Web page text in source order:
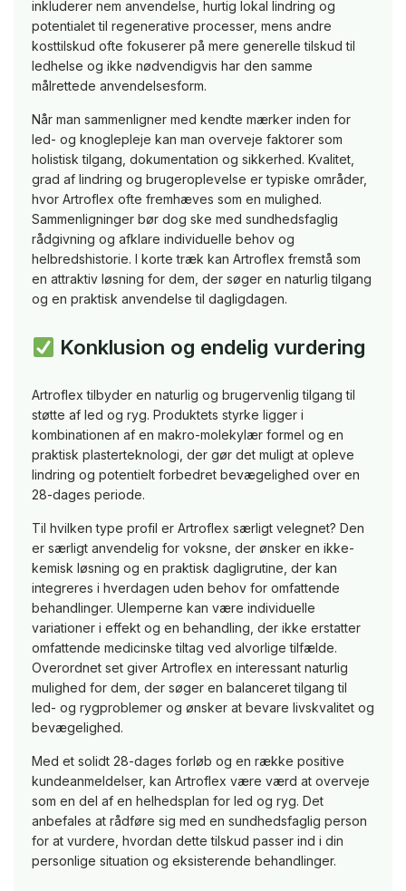
inkluderer nem anvendelse, hurtig lokal lindring og
potentialet til regenerative processer, mens andre
kosttilskud ofte fokuserer på mere generelle tilskud til
ledhelse og ikke nødvendigvis har den samme
målrettede anvendelsesform.
Når man sammenligner med kendte mærker inden for
led- og knoglepleje kan man overveje faktorer som
holistisk tilgang, dokumentation og sikkerhed. Kvalitet,
grad af lindring og brugeroplevelse er typiske områder,
hvor Artroflex ofte fremhæves som en mulighed.
Sammenligninger bør dog ske med sundhedsfaglig
rådgivning og afklare individuelle behov og
helbredshistorie. I korte træk kan Artroflex fremstå som
en attraktiv løsning for dem, der søger en naturlig tilgang
og en praktisk anvendelse til dagligdagen.
Konklusion og endelig vurdering
Artroflex tilbyder en naturlig og brugervenlig tilgang til
støtte af led og ryg. Produktets styrke ligger i
kombinationen af en makro-molekylær formel og en
praktisk plasterteknologi, der gør det muligt at opleve
lindring og potentielt forbedret bevægelighed over en
28-dages periode.
Til hvilken type profil er Artroflex særligt velegnet? Den
er særligt anvendelig for voksne, der ønsker en ikke-
kemisk løsning og en praktisk dagligrutine, der kan
integreres i hverdagen uden behov for omfattende
behandlinger. Ulemperne kan være individuelle
variationer i effekt og en behandling, der ikke erstatter
omfattende medicinske tiltag ved alvorlige tilfælde.
Overordnet set giver Artroflex en interessant naturlig
mulighed for dem, der søger en balanceret tilgang til
led- og rygproblemer og ønsker at bevare livskvalitet og
bevægelighed.
Med et solidt 28-dages forløb og en række positive
kundeanmeldelser, kan Artroflex være værd at overveje
som en del af en helhedsplan for led og ryg. Det
anbefales at rådføre sig med en sundhedsfaglig person
for at vurdere, hvordan dette tilskud passer ind i din
personlige situation og eksisterende behandlinger.